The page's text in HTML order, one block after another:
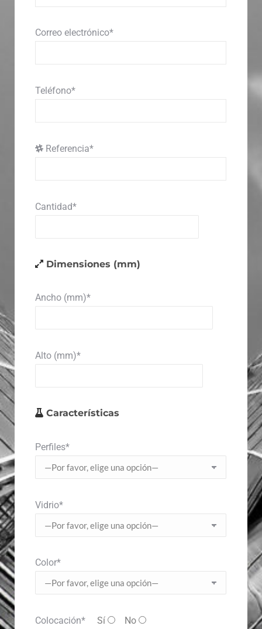
Correo electrónico*
Teléfono*
Referencia*
Cantidad*
Dimensiones (mm)
Ancho (mm)*
Alto (mm)*
Características
Perfiles*
Vidrio*
Color*
Colocación* Sí No